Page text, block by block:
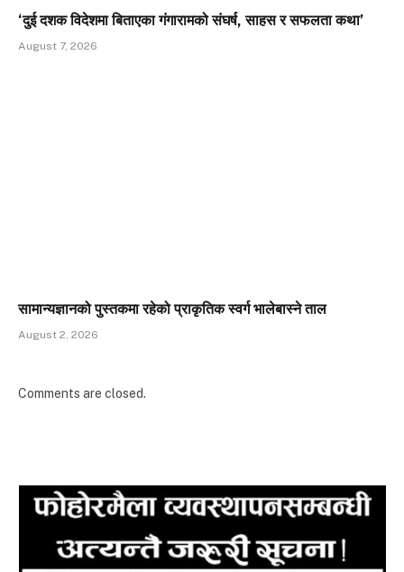
‘दुई दशक विदेशमा बिताएका गंगारामको संघर्ष, साहस र सफलता कथा’
August 7, 2026
सामान्यज्ञानको पुस्तकमा रहेको प्राकृतिक स्वर्ग भालेबास्ने ताल
August 2, 2026
Comments are closed.